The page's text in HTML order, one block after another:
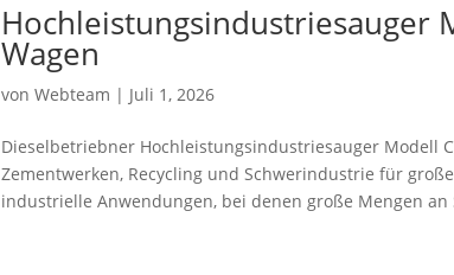
Hochleistungsindustriesauger
Wagen
von Webteam | Juli 1, 2026
Dieselbetriebner Hochleistungsindustriesauger Modell
Zementwerken, Recycling und Schwerindustrie für
industrielle Anwendungen, bei denen große Mengen an